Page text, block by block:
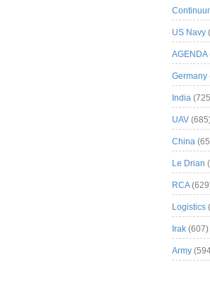
US Navy
AGENDA
Germany
India
UAV
China
Le Drian
RCA
Logistics
Irak (607)
Army